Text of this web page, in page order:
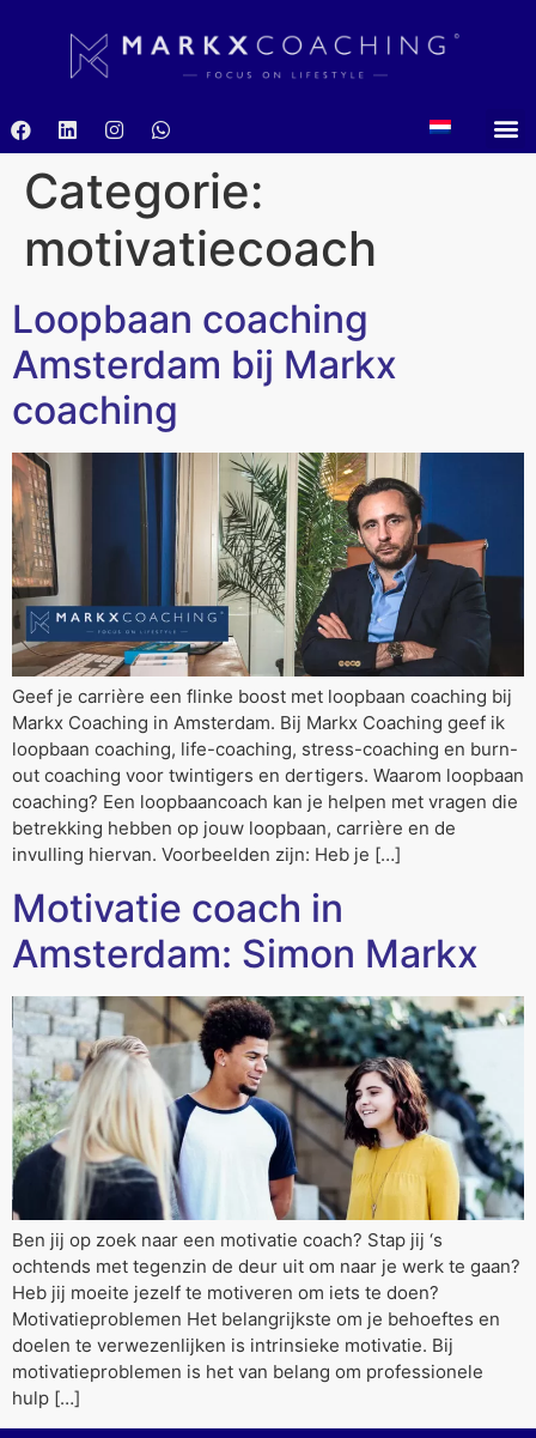
Categorie:
motivatiecoach
Loopbaan coaching
Amsterdam bij Markx
coaching
Geef je carrière een flinke boost met loopbaan coaching bij
Markx Coaching in Amsterdam. Bij Markx Coaching geef ik
loopbaan coaching, life-coaching, stress-coaching en burn-
out coaching voor twintigers en dertigers. Waarom loopbaan
coaching? Een loopbaancoach kan je helpen met vragen die
betrekking hebben op jouw loopbaan, carrière en de
invulling hiervan. Voorbeelden zijn: Heb je […]
Motivatie coach in
Amsterdam: Simon Markx
Ben jij op zoek naar een motivatie coach? Stap jij ‘s
ochtends met tegenzin de deur uit om naar je werk te gaan?
Heb jij moeite jezelf te motiveren om iets te doen?
Motivatieproblemen Het belangrijkste om je behoeftes en
doelen te verwezenlijken is intrinsieke motivatie. Bij
motivatieproblemen is het van belang om professionele
hulp […]